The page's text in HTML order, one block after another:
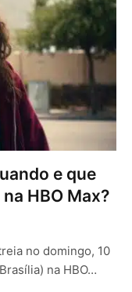
e que
HBO Max?
no domingo, 10
na HBO…